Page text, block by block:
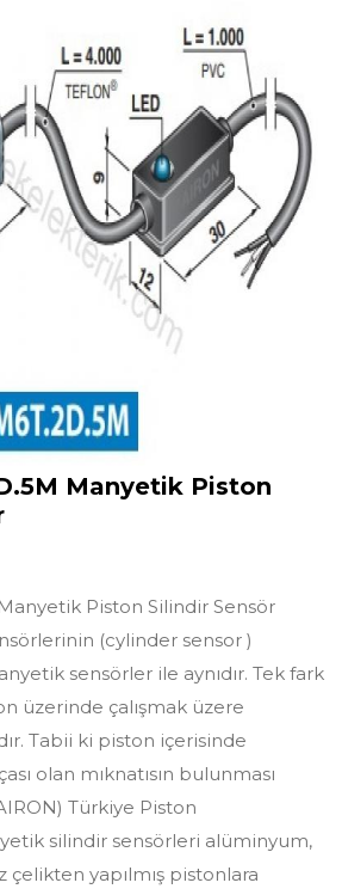
Manyetik Piston
Piston Silindir Sensör
(cylinder sensor )
sensörler ile aynıdır. Tek fark
üzerinde çalışmak üzere
Tabii ki piston içerisinde
olan mıknatısın bulunması
Türkiye Piston
silindir sensörleri alüminyum,
çelikten yapılmış pistonlara